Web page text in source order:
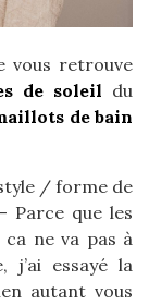
vous retrouve
de soleil du
de bain
/ forme de
Parce que les
ca ne va pas à
j’ai essayé la
autant vous